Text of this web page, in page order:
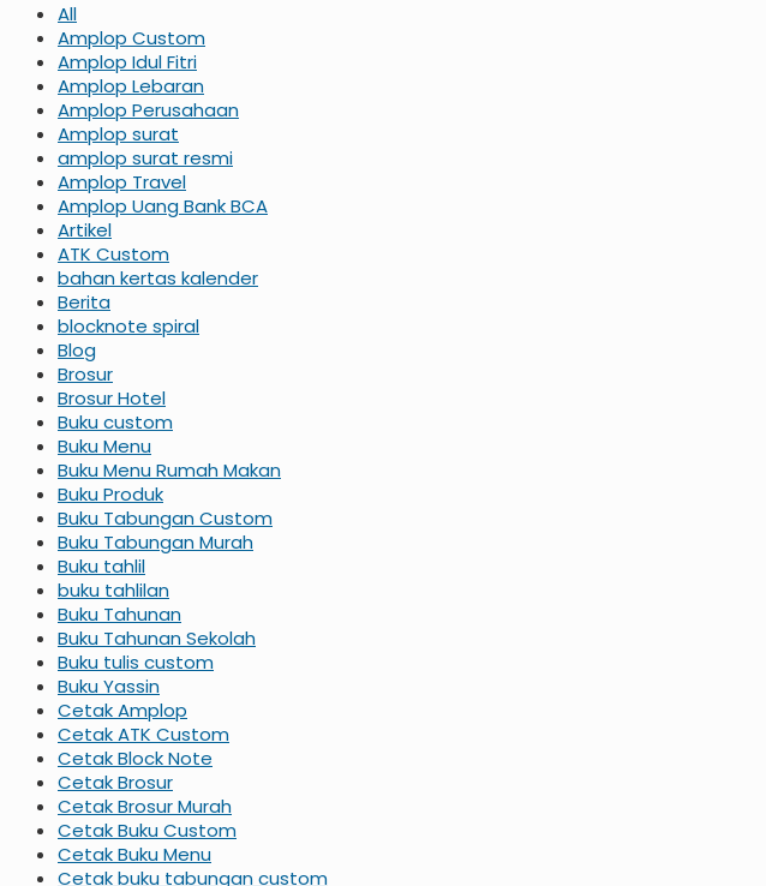
All
Amplop Custom
Amplop Idul Fitri
Amplop Lebaran
Amplop Perusahaan
Amplop surat
amplop surat resmi
Amplop Travel
Amplop Uang Bank BCA
Artikel
ATK Custom
bahan kertas kalender
Berita
blocknote spiral
Blog
Brosur
Brosur Hotel
Buku custom
Buku Menu
Buku Menu Rumah Makan
Buku Produk
Buku Tabungan Custom
Buku Tabungan Murah
Buku tahlil
buku tahlilan
Buku Tahunan
Buku Tahunan Sekolah
Buku tulis custom
Buku Yassin
Cetak Amplop
Cetak ATK Custom
Cetak Block Note
Cetak Brosur
Cetak Brosur Murah
Cetak Buku Custom
Cetak Buku Menu
Cetak buku tabungan custom